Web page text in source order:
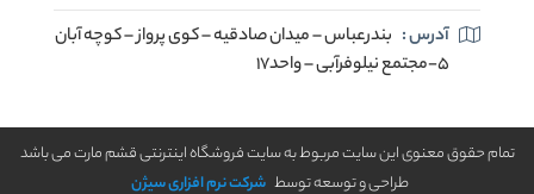
آدرس : بندرعباس – میدان صادقیه – کوی پرواز – کوچه آبان
5-مجتمع نیلوفرآبی – واحد17
تمام حقوق معنوی این سایت مربوط به سایت فروشگاه اینترنتی قشم مارت می باشد
طراحی و توسعه توسط شرکت نرم افزاری سیژن